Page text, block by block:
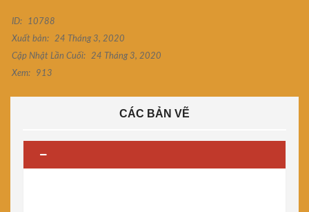
ID:
10788
Xuất bản:
24 Tháng 3, 2020
Cập Nhật Lần Cuối:
24 Tháng 3, 2020
Xem:
913
CÁC BẢN VẼ